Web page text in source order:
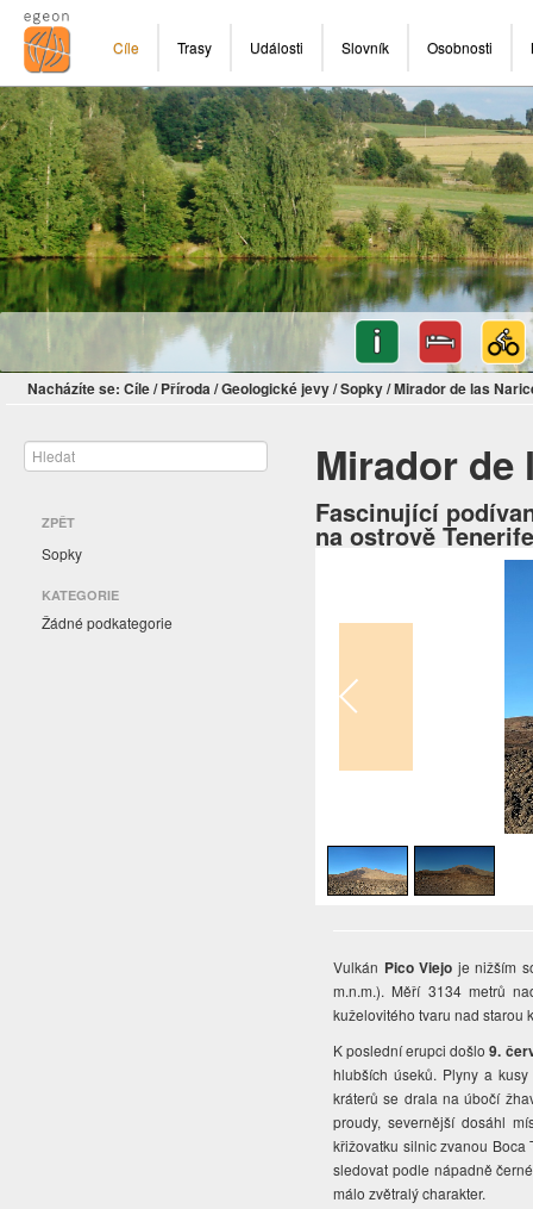
Cíle Trasy Události Slovník Osobnosti
Nacházíte se: Cíle/ Příroda/Geologické jevy/Sopky/Mirador de las
ZPĚT
Sopky
KATEGORIE
Žádné podkategorie
Mirador de
Fascinující
na ostrově
Vulkán Pico Viejo je nižším
m.n.m.). Měří 3134 metrů
kuželovitého tvaru nad starou
K poslední erupci došlo9.
hlubších úseků. Plyny a
kráterů se drala na úbočí
proudy, severnější dosáhl
křižovatku silnic zvanou
sledovat podle nápadně
málo zvětralý charakter.